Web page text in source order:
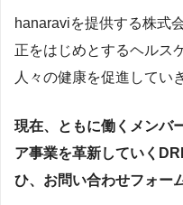
hanaraviを提供する株式
正をはじめとするヘルス
人々の健康を促進してい
現在、ともに働くメンバ
ア事業を革新していく
ひ、お問い合わせフォー